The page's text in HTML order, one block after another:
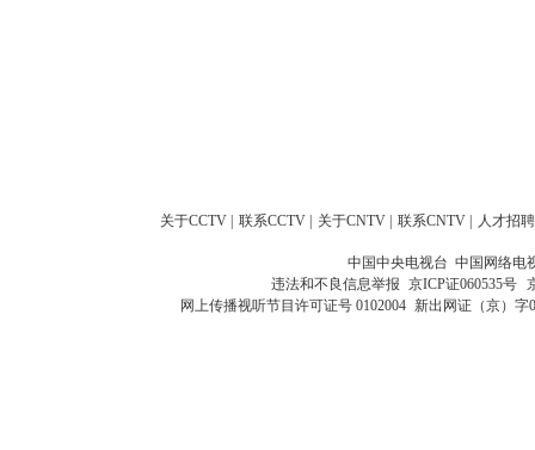
关于CCTV 联系CCTV 关于CNTV 联系CNTV 人才招聘
中国中央电视台 中国网络电
违法和不良信息举报 京ICP证060535号
网上传播视听节目许可证号 0102004 新出网证（京）